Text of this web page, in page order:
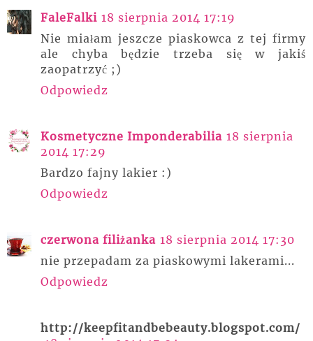
FaleFalki 18 sierpnia 2014 17:19
Nie miałam jeszcze piaskowca z tej firmy
ale chyba będzie trzeba się w jakiś
zaopatrzyć ;)
Odpowiedz
Kosmetyczne Imponderabilia 18 sierpnia
2014 17:29
Bardzo fajny lakier :)
Odpowiedz
czerwona filiżanka 18 sierpnia 2014 17:30
nie przepadam za piaskowymi lakerami...
Odpowiedz
http://keepfitandbebeauty.blogspot.com/